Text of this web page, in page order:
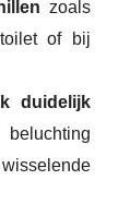
zoals
of bij
duidelijk